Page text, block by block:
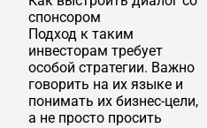
спонсором
Подход к таким
инвесторам требует
особой стратегии. Важно
говорить на их языке и
понимать их бизнес-цели,
а не просто просить